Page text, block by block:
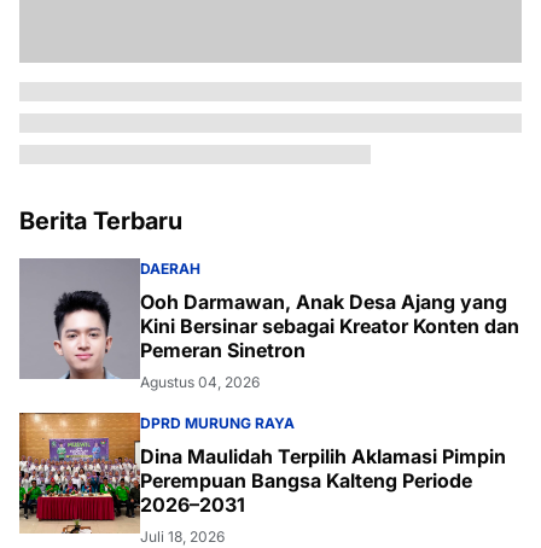
Berita Terbaru
DAERAH
Ooh Darmawan, Anak Desa Ajang yang
Kini Bersinar sebagai Kreator Konten dan
Pemeran Sinetron
Agustus 04, 2026
DPRD MURUNG RAYA
Dina Maulidah Terpilih Aklamasi Pimpin
Perempuan Bangsa Kalteng Periode
2026–2031
Juli 18, 2026